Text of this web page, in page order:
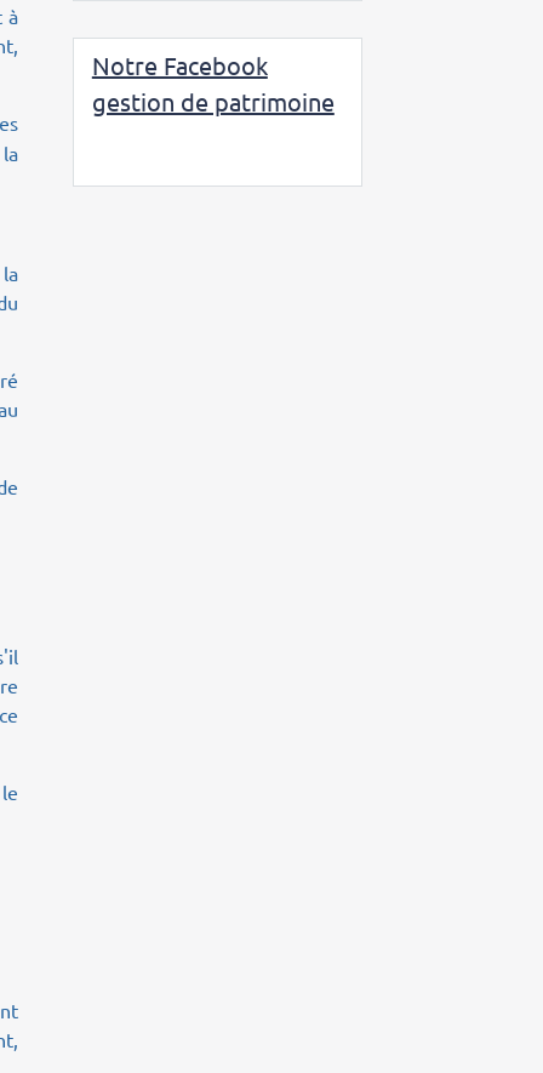
à
Notre Facebook
gestion de patrimoine